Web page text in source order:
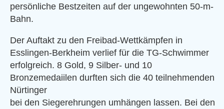
persönliche Bestzeiten auf der ungewohnten 50-m-
Bahn.
Der Auftakt zu den Freibad-Wettkämpfen in
Esslingen-Berkheim verlief für die TG-Schwimmer
erfolgreich. 8 Gold, 9 Silber- und 10
Bronzemedaiilen durften sich die 40 teilnehmenden
Nürtinger
bei den Siegerehrungen umhängen lassen. Bei den